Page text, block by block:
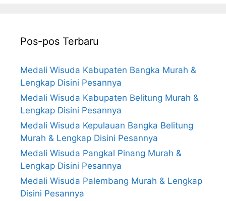
Pos-pos Terbaru
Medali Wisuda Kabupaten Bangka Murah &
Lengkap Disini Pesannya
Medali Wisuda Kabupaten Belitung Murah &
Lengkap Disini Pesannya
Medali Wisuda Kepulauan Bangka Belitung
Murah & Lengkap Disini Pesannya
Medali Wisuda Pangkal Pinang Murah &
Lengkap Disini Pesannya
Medali Wisuda Palembang Murah & Lengkap
Disini Pesannya